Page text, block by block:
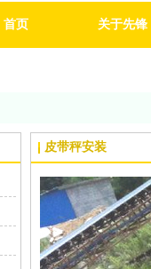
首页 关于先锋
皮带秤安装